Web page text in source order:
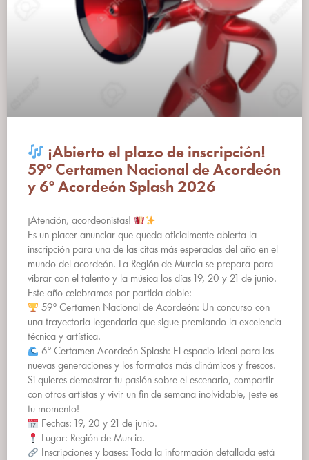
¡Abierto el plazo de inscripción!
59º Certamen Nacional de Acordeón
y 6º Acordeón Splash 2026
¡Atención, acordeonistas!
Es un placer anunciar que queda oficialmente abierta la
inscripción para una de las citas más esperadas del año en el
mundo del acordeón. La Región de Murcia se prepara para
vibrar con el talento y la música los días 19, 20 y 21 de junio.
Este año celebramos por partida doble:
59º Certamen Nacional de Acordeón: Un concurso con
una trayectoria legendaria que sigue premiando la excelencia
técnica y artística.
6º Certamen Acordeón Splash: El espacio ideal para las
nuevas generaciones y los formatos más dinámicos y frescos.
Si quieres demostrar tu pasión sobre el escenario, compartir
con otros artistas y vivir un fin de semana inolvidable, ¡este es
tu momento!
Fechas: 19, 20 y 21 de junio.
Lugar: Región de Murcia.
Inscripciones y bases: Toda la información detallada está